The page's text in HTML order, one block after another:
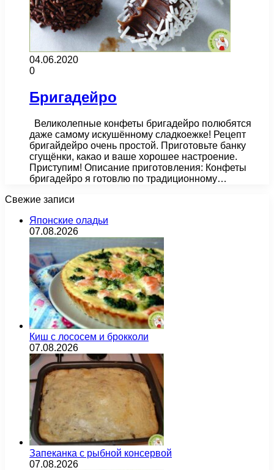
04.06.2020
0
Бригадейро
Великолепные конфеты бригадейро полюбятся
даже самому искушённому сладкоежке! Рецепт
бригайдейро очень простой. Приготовьте банку
сгущёнки, какао и ваше хорошее настроение.
Приступим! Описание приготовления: Конфеты
бригадейро я готовлю по традиционному…
Свежие записи
Японские оладьи
07.08.2026
Киш с лососем и брокколи
07.08.2026
Запеканка с рыбной консервой
07.08.2026